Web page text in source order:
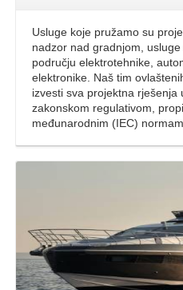
Usluge koje pružamo su
nadzor nad gradnjom,
području elektrotehnike,
elektronike. Naš tim
izvesti sva projektna rješenja
zakonskom regulativom,
međunarodnim (IEC)